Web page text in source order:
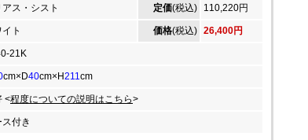
ス・シスト 定価(税込) 110,220円
ト 価格(税込) 26,400円
21K
cm×D40cm×H211cm
<程度についての説明はこちら>
付き